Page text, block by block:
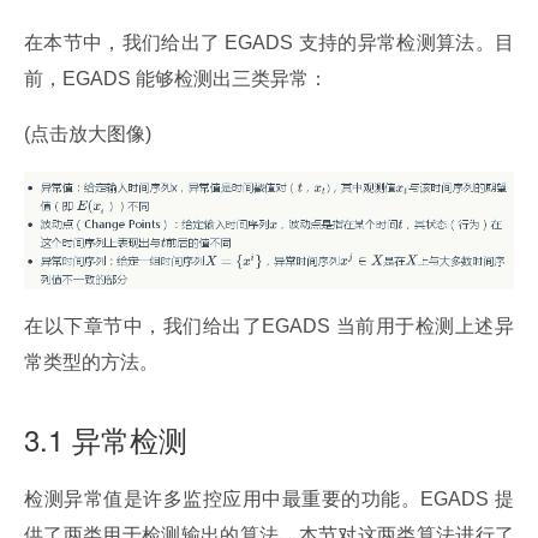
在本节中，我们给出了 EGADS 支持的异常检测算法。目
前，EGADS 能够检测出三类异常：
(点击放大图像)
在以下章节中，我们给出了EGADS 当前用于检测上述异
常类型的方法。
3.1 异常检测
检测异常值是许多监控应用中最重要的功能。EGADS 提